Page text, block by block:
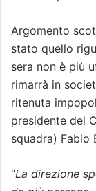
Argomento
stato quello
sera non è più
rimarrà in
ritenuta
presidente del
squadra) Fabio
“La direzione